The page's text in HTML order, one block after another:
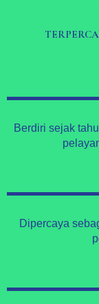
Berdiri sejak
Dipercaya